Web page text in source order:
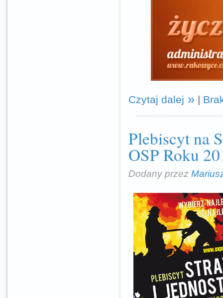
Czytaj dalej |
Plebiscyt na
OSP Roku
Dodany przez